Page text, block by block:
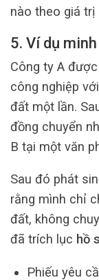
nào theo giá trị
5. Ví dụ
Công ty A
công nghiệp
đất một lần.
đồng chuyển
B tại một văn
Sau đó phát
rằng mình chỉ
đất, không
đã trích lục hồ
Phiếu yêu